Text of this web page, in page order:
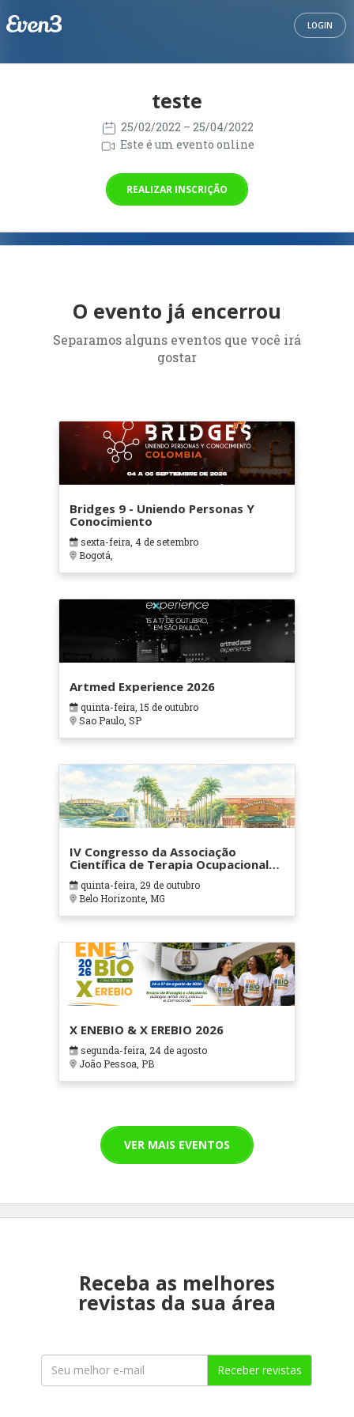
LOGIN
teste
25/02/2022 – 25/04/2022
Este é um evento online
REALIZAR INSCRIÇÃO
O evento já encerrou
Separamos alguns eventos que você irá
gostar
Bridges 9 - Uniendo Personas Y
Conocimiento
sexta-feira, 4 de setembro
Bogotá,
Artmed Experience 2026
quinta-feira, 15 de outubro
Sao Paulo, SP
IV Congresso da Associação
Científica de Terapia Ocupacional
em Contextos Hospitalares e
Cuidados Paliativos - ATOHOSP
quinta-feira, 29 de outubro
Belo Horizonte, MG
X ENEBIO & X EREBIO 2026
segunda-feira, 24 de agosto
João Pessoa, PB
VER MAIS EVENTOS
Receba as melhores
revistas da sua área
Receber revistas